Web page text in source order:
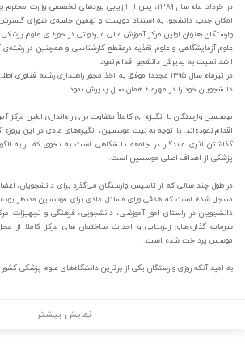
در خرداد ماه سال ۱۳۸۹، پس از ارزیابی بورد‌های تخصصی
امکان جذب دانشجو، به استناد دویست و نهمین جلسه‌ی شورای
علوم آزمایشگاهی و علوم تغذیه درمقطع کارشناسی و همچنین در رشته‌ی
ارشد نسبت به پذیرش دانشجو اقدام نمود.
در تیرماه سال ۱۳۹۵ مجددا موفق به اخذ مجوز راهندازی رشته
دانشجویان خود را در مهرماه همان سال پذیرش نمود.
موسسین وارستگان با انگیزه ای کاملاً متفاوت برای راه‌اندازی اولین
اقدام نموده‌اند، با توجه به نیت موسسین، انگیزه‌های مادی در این
گذاشتن اثری ماندگار در جامعه دانشگاهی است به نحوی که ارایه
پزشکی از اهداف اصلی موسسین است.
در طول چند سالی که از تاسیس وارستگان می‌گذرد برای دانشجویان،
مسجل شده است که هدفی ورای مسائل مادی برای موسسین مدنظر بوده
دانشجویان در راستای امور آموزشی، دانشجویی، فرهنگی و تجهیزات
سرمایه گذاری‌های زیربنایی و احداث ساختمان های مرکز کاملا
موسس پرداخت شده است.
به امید آنکه روزی وارستگان یکی از برترین دانشگاه‌های علوم پزشکی
نمایش بیشتر